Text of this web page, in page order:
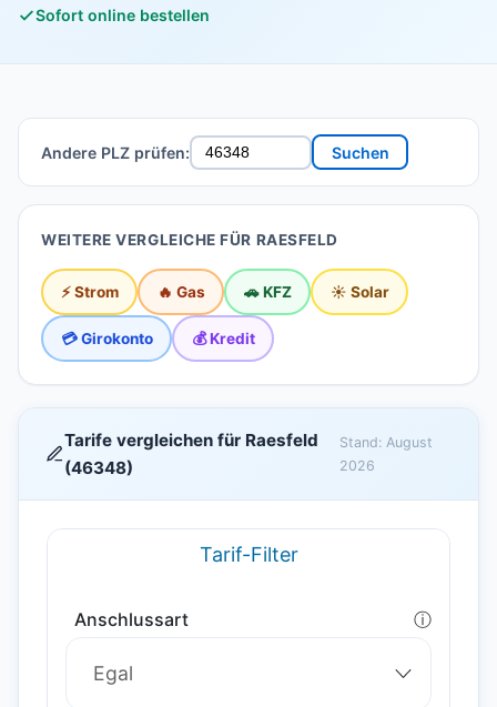
Sofort online bestellen
Andere PLZ prüfen: Suchen
WEITERE VERGLEICHE FÜR RAESFELD
⚡ Strom 🔥 Gas 🚗 KFZ ☀️ Solar
💳 Girokonto 💰 Kredit
Tarife vergleichen für Raesfeld
(46348)
Stand: August
2026